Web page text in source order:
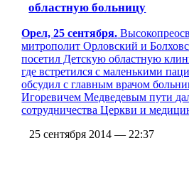
областную больницу
Орел, 25 сентября.
митрополит Орловский и
посетил Детскую областную
где встретился с маленькими
обсудил с главным врачом
Игоревичем Медведевым пути
сотрудничества Церкви и
25 сентября 2014 — 22:37